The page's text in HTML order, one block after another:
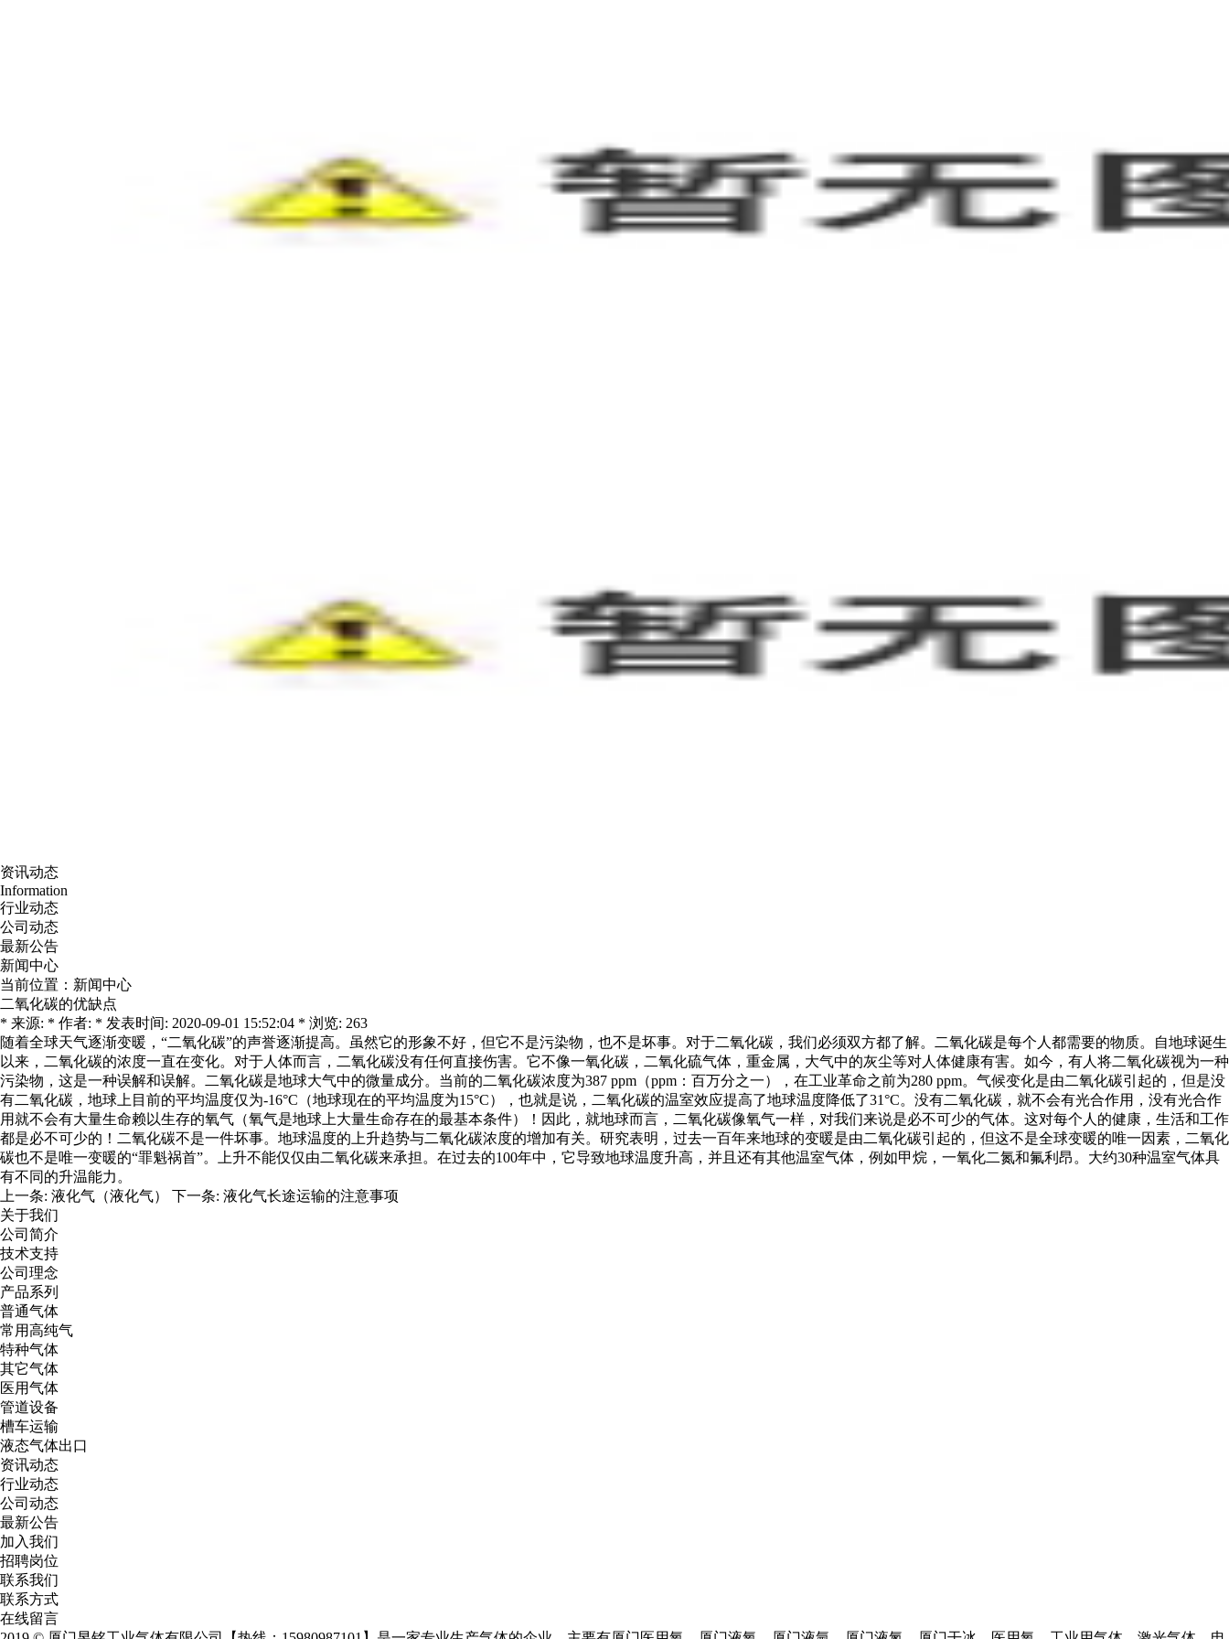
资讯动态
Information
行业动态
公司动态
最新公告
新闻中心
当前位置： 新闻中心
二氧化碳的优缺点
* 来源: * 作者: * 发表时间: 2020-09-01 15:52:04 * 浏览: 263
随着全球天气逐渐变暖，“二氧化碳”的声誉逐渐提高。虽然它的形象不好，但它不是污染物，也不是坏事。对于二氧化碳，我们必须双方都了解。二氧化碳是每个人都需要的物质。自地球诞生
以来，二氧化碳的浓度一直在变化。对于人体而言，二氧化碳没有任何直接伤害。它不像一氧化碳，二氧化硫气体，重金属，大气中的灰尘等对人体健康有害。如今，有人将二氧化碳视为一种
污染物，这是一种误解和误解。二氧化碳是地球大气中的微量成分。当前的二氧化碳浓度为387 ppm（ppm：百万分之一），在工业革命之前为280 ppm。气候变化是由二氧化碳引起的，但是没
有二氧化碳，地球上目前的平均温度仅为-16°C（地球现在的平均温度为15°C），也就是说，二氧化碳的温室效应提高了地球温度降低了31°C。没有二氧化碳，就不会有光合作用，没有光合作
用就不会有大量生命赖以生存的氧气（氧气是地球上大量生命存在的最基本条件）！因此，就地球而言，二氧化碳像氧气一样，对我们来说是必不可少的气体。这对每个人的健康，生活和工作
都是必不可少的！二氧化碳不是一件坏事。地球温度的上升趋势与二氧化碳浓度的增加有关。研究表明，过去一百年来地球的变暖是由二氧化碳引起的，但这不是全球变暖的唯一因素，二氧化
碳也不是唯一变暖的“罪魁祸首”。上升不能仅仅由二氧化碳来承担。在过去的100年中，它导致地球温度升高，并且还有其他温室气体，例如甲烷，一氧化二氮和氟利昂。大约30种温室气体具
有不同的升温能力。
上一条: 液化气（液化气） 下一条: 液化气长途运输的注意事项
关于我们
公司简介
技术支持
公司理念
产品系列
普通气体
常用高纯气
特种气体
其它气体
医用气体
管道设备
槽车运输
液态气体出口
资讯动态
行业动态
公司动态
最新公告
加入我们
招聘岗位
联系我们
联系方式
在线留言